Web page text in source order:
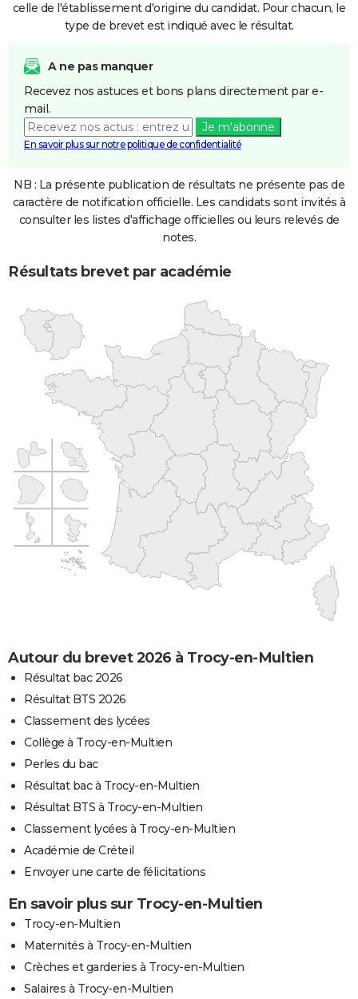
celle de l'établissement d'origine du candidat. Pour chacun, le
type de brevet est indiqué avec le résultat.
A ne pas manquer
Recevez nos astuces et bons plans directement par e-
mail.
Je m'abonne
En savoir plus sur notre politique de confidentialité
NB : La présente publication de résultats ne présente pas de
caractère de notification officielle. Les candidats sont invités à
consulter les listes d'affichage officielles ou leurs relevés de
notes.
Résultats brevet par académie
Autour du brevet 2026 à Trocy-en-Multien
Résultat bac 2026
Résultat BTS 2026
Classement des lycées
Collège à Trocy-en-Multien
Perles du bac
Résultat bac à Trocy-en-Multien
Résultat BTS à Trocy-en-Multien
Classement lycées à Trocy-en-Multien
Académie de Créteil
Envoyer une carte de félicitations
En savoir plus sur Trocy-en-Multien
Trocy-en-Multien
Maternités à Trocy-en-Multien
Crèches et garderies à Trocy-en-Multien
Salaires à Trocy-en-Multien